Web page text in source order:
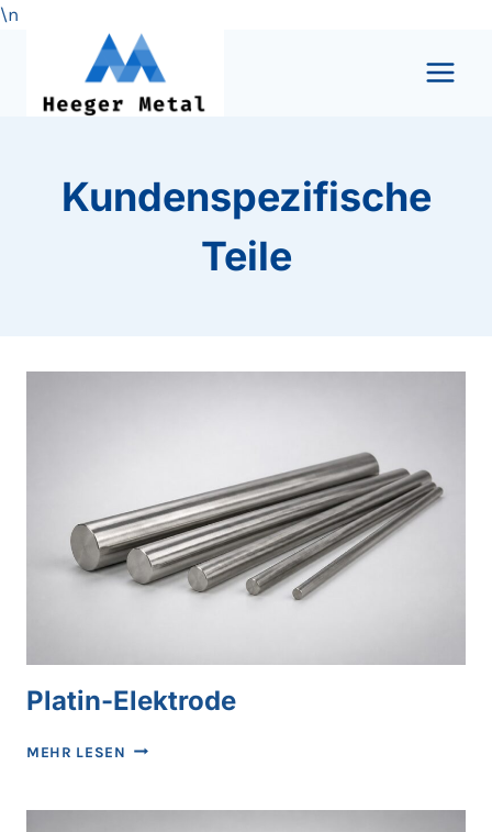
\n
springen
Kundenspezifische
Teile
Platin-Elektrode
MEHR LESEN PLATIN-